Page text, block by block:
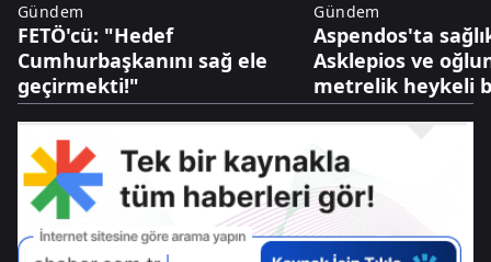
Gündem
FETÖ'cü: "Hedef
Cumhurbaşkanını sağ ele
geçirmekti!"
Gündem
Aspendos'ta
Asklepios ve
metrelik heykeli